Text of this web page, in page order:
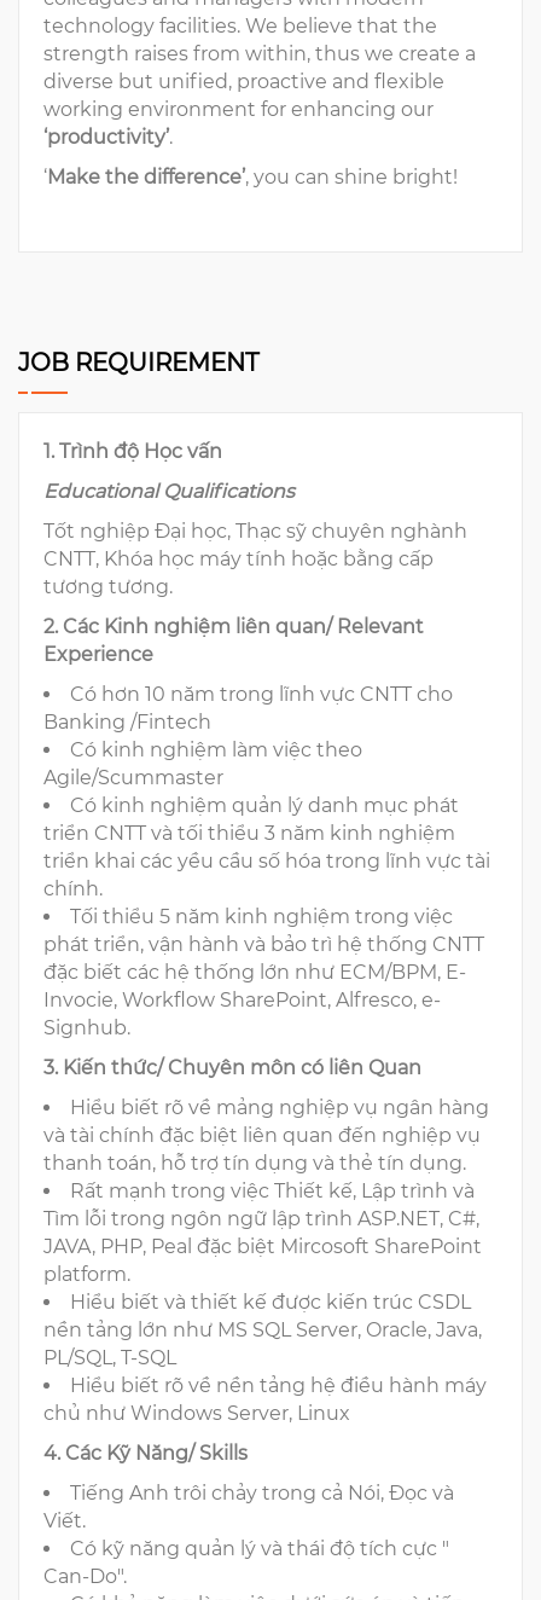
technology facilities. We believe that the
strength raises from within, thus we create a
diverse but unified, proactive and flexible
working environment for enhancing our
‘productivity’.
‘Make the difference’, you can shine bright!
JOB REQUIREMENT
1. Trình độ Học vấn
Educational Qualifications
Tốt nghiệp Đại học, Thạc sỹ chuyên nghành
CNTT, Khóa học máy tính hoặc bằng cấp
tương tương.
2. Các Kinh nghiệm liên quan/ Relevant
Experience
Có hơn 10 năm trong lĩnh vực CNTT cho
Banking /Fintech
Có kinh nghiệm làm việc theo
Agile/Scummaster
Có kinh nghiệm quản lý danh mục phát
triển CNTT và tối thiểu 3 năm kinh nghiệm
triển khai các yều cầu số hóa trong lĩnh vực tài
chính.
Tối thiểu 5 năm kinh nghiệm trong việc
phát triển, vận hành và bảo trì hệ thống CNTT
đặc biết các hệ thống lớn như ECM/BPM, E-
Invocie, Workflow SharePoint, Alfresco, e-
Signhub.
3. Kiến thức/ Chuyên môn có liên Quan
Hiểu biết rõ về mảng nghiệp vụ ngân hàng
và tài chính đặc biệt liên quan đến nghiệp vụ
thanh toán, hỗ trợ tín dụng và thẻ tín dụng.
Rất mạnh trong việc Thiết kế, Lập trình và
Tìm lỗi trong ngôn ngữ lập trình ASP.NET, C#,
JAVA, PHP, Peal đặc biệt Mircosoft SharePoint
platform.
Hiểu biết và thiết kế được kiến trúc CSDL
nền tảng lớn như MS SQL Server, Oracle, Java,
PL/SQL, T-SQL
Hiểu biết rõ về nền tảng hệ điều hành máy
chủ như Windows Server, Linux
4. Các Kỹ Năng/ Skills
Tiếng Anh trôi chảy trong cả Nói, Đọc và
Viết.
Có kỹ năng quản lý và thái độ tích cực "
Can-Do".